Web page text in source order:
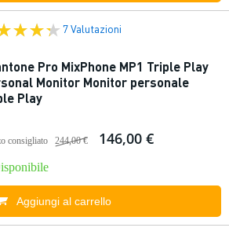
7 Valutazioni
Pro MixPhone MP1 Triple Play
Monitor Monitor personale
Play
consigliato 244,00 € 146,00 €
Aggiungi al carrello